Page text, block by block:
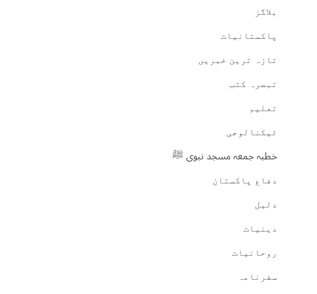
بلاگز
پاکستانیات
تازہ ترین خبریں
تبصرہ کتب
تعلیم
ٹیکنالوجی
خطبہ جمعہ مسجد نبوی ﷺ
دفاع پاکستان
دلیل
دینیات
روحانیات
سفرنامہ